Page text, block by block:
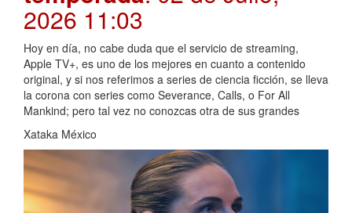
2026 11:03
Hoy en día, no cabe duda que el servicio de streaming,
Apple TV+, es uno de los mejores en cuanto a contenido
original, y si nos referimos a series de ciencia ficción, se lleva
la corona con series como Severance, Calls, o For All
Mankind; pero tal vez no conozcas otra de sus grandes
Xataka México